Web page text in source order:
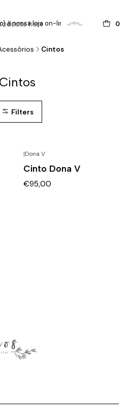
0
à nossa loja on-line !
Cintos
Cintos
Filters
|Dona V
Cinto Dona V
€95,00